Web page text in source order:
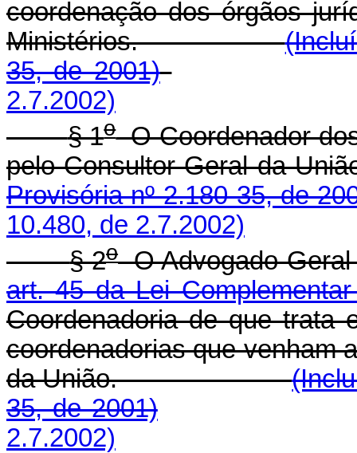
coordenação dos órgãos
Ministérios.
35, de 2001)
2.7.2002)
§ 1oO Coordenador
pelo Consultor-
Provisória nº 2.180-35, de
10.480, de 2.7.2002)
§ 2oO Advogado-Geral
art. 45 da Lei
Coordenadoria de que trata
coordenadorias que venham
da União.
35, de 2001)
2.7.2002)